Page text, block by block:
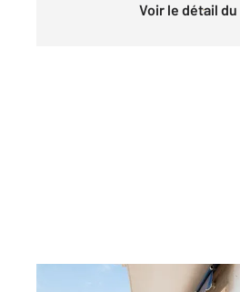
Voir le détail